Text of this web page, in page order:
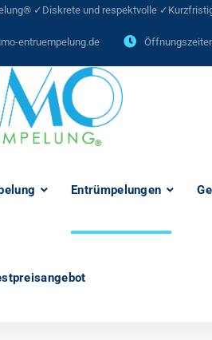
✓Diskrete und respektvolle
entruempelung.de
Entrümpelungen